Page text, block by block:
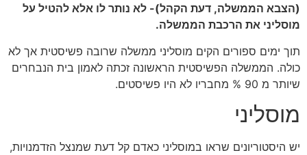
(הצבא הממשלה, דעת הקהל)- לא נותר לו אלא להטיל על
מוסליני את הרכבת הממשלה.
תוך ימים ספורים הקים מוסליני ממשלה שרובה פשיסטית אך לא
כולה. הממשלה הפשיסטית הראשונה זכתה לאמון בית הנבחרים
שיותר מ 90 % מחבריו לא היו פשיסטים.
מוסליני
יש היסטוריונים שראו במוסליני כאדם קל דעת שמנצל הזדמנויות,